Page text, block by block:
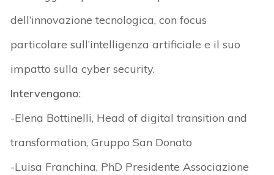
dell’innovazione tecnologica, con focus
particolare sull’intelligenza artificiale e il suo
impatto sulla cyber security.
Intervengono:
-Elena Bottinelli, Head of digital transition and
transformation, Gruppo San Donato
-Luisa Franchina, PhD Presidente Associazione